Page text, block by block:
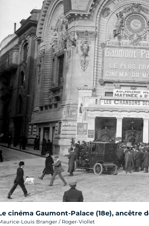
cinéma Gaumont-Palace (18e), ancêtre
photo :
Louis Branger / Roger-Viollet